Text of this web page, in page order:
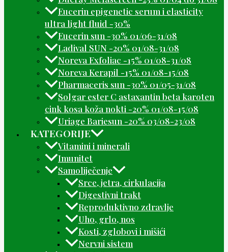
Eucerin epigenetic serum i elasticity
ultra light fluid -30%
Eucerin sun -30% 01/06-31/08
Ladival SUN -20% 01/08-31/08
Noreva Exfoliac -15% 01/08-31/08
Noreva Kerapil -15% 01/08-15/08
Pharmaceris sun -30% 01/05-31/08
Solgar ester C astaxantin beta karoten
cink kosa koža nokti -20% 01/08-15/08
Uriage Bariesun -20% 03/08-23/08
KATEGORIJE
Vitamini i minerali
Imunitet
Samoliječenje
Srce, jetra, cirkulacija
Digestivni trakt
Reproduktivno zdravlje
Uho, grlo, nos
Kosti, zglobovi i mišići
Nervni sistem